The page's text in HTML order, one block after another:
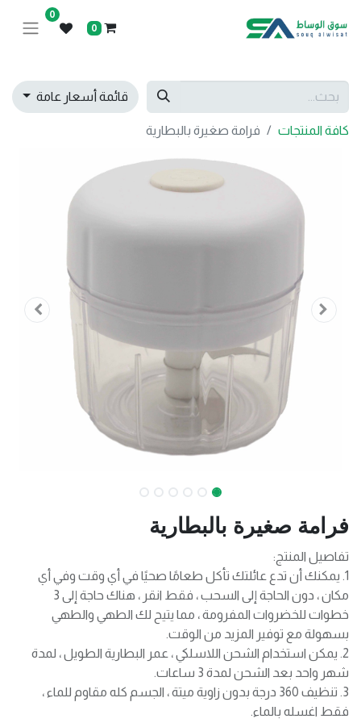
0
0
قائمة أسعار عامة
كافة المنتجات فرامة صغيرة بالبطارية
فرامة صغيرة بالبطارية
تفاصيل المنتج:
1. يمكنك أن تدع عائلتك تأكل طعامًا صحيًا في أي وقت وفي أي
مكان ، دون الحاجة إلى السحب ، فقط انقر ، هناك حاجة إلى 3
خطوات للخضروات المفرومة ، مما يتيح لك الطهي والطهي
بسهولة مع توفير المزيد من الوقت.
2. يمكن استخدام الشحن اللاسلكي ، عمر البطارية الطويل ، لمدة
شهر واحد بعد الشحن لمدة 3 ساعات.
3. تنظيف 360 درجة بدون زاوية ميتة ، الجسم كله مقاوم للماء ،
فقط اغسله بالماء.